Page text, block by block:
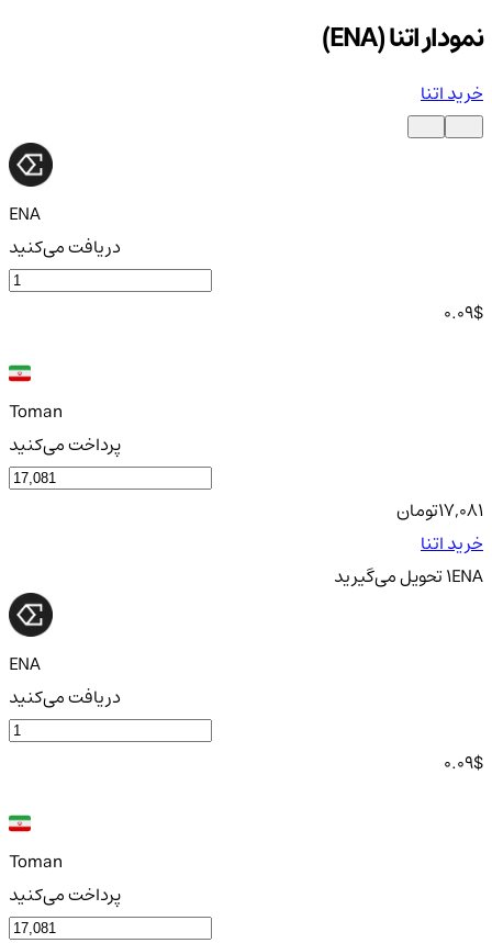
نمودار اتنا (ENA)
خرید اتنا
ENA
دریافت می‌کنید
0.09$
Toman
پرداخت می‌کنید
17,081تومان
خرید اتنا
1ENA تحویلمی‌گیرید
ENA
دریافت می‌کنید
0.09$
Toman
پرداخت می‌کنید